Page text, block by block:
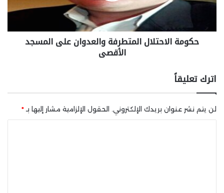
حكومة الاحتلال المتطرفة والعدوان على المسجد
الأقصى
اترك تعليقاً
لن يتم نشر عنوان بريدك الإلكتروني. الحقول الإلزامية مشار إليها بـ*